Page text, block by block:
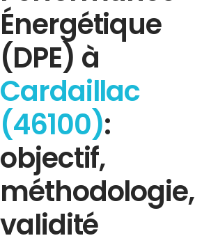
Énergétique
(DPE) à
Cardaillac
(46100):
objectif,
méthodologie,
validité